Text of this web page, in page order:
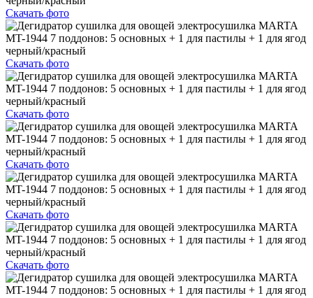
Скачать фото
Скачать фото
Скачать фото
Скачать фото
Скачать фото
Скачать фото